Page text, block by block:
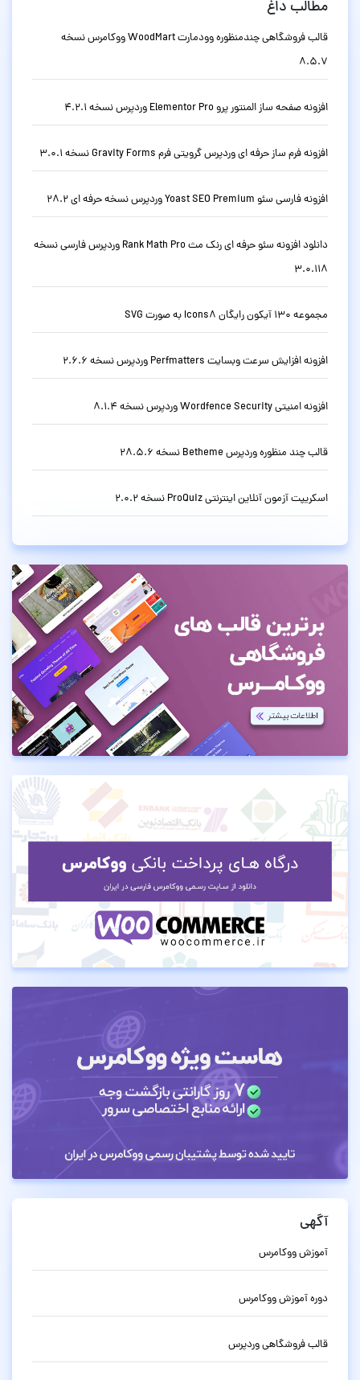
مطالب داغ
قالب فروشگاهی چندمنظوره وودمارت WoodMart ووکامرس نسخه
8.5.7
افزونه صفحه ساز المنتور پرو Elementor Pro وردپرس نسخه 4.2.1
افزونه فرم ساز حرفه ای وردپرس گرویتی فرم Gravity Forms نسخه 3.0.1
افزونه فارسی سئو Yoast SEO Premium وردپرس نسخه حرفه ای 28.2
دانلود افزونه سئو حرفه ای رنک مث Rank Math Pro وردپرس فارسی نسخه
3.0.118
مجموعه 130 آیکون رایگان Icons8 به صورت SVG
افزونه افزایش سرعت وبسایت Perfmatters وردپرس نسخه 2.6.6
افزونه امنیتی Wordfence Security وردپرس نسخه 8.1.4
قالب چند منظوره وردپرس Betheme نسخه 28.5.6
اسکریپت آزمون آنلاین اینترنتی ProQuiz نسخه 2.0.2
آگهی
آموزش ووکامرس
دوره آموزش ووکامرس
قالب فروشگاهی وردپرس